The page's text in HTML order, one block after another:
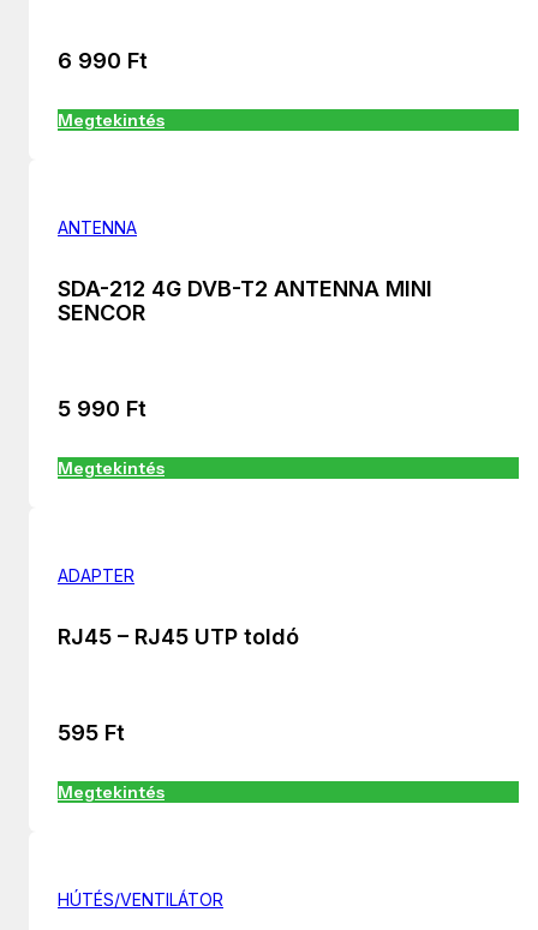
6 990 Ft
Megtekintés
ANTENNA
SDA-212 4G DVB-T2 ANTENNA MINI
SENCOR
5 990 Ft
Megtekintés
ADAPTER
RJ45 – RJ45 UTP toldó
595 Ft
Megtekintés
HÚTÉS/VENTILÁTOR